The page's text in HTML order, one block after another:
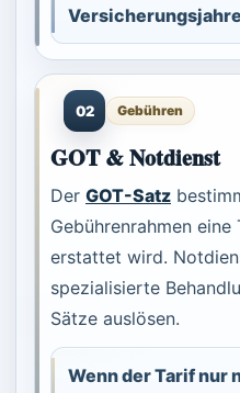
02 Gebühren
GOT & Notdienst
Der GOT-Satz
Gebührenrahmen
erstattet wird.
spezialisierte
Sätze auslösen.
Wenn der Tarif nur